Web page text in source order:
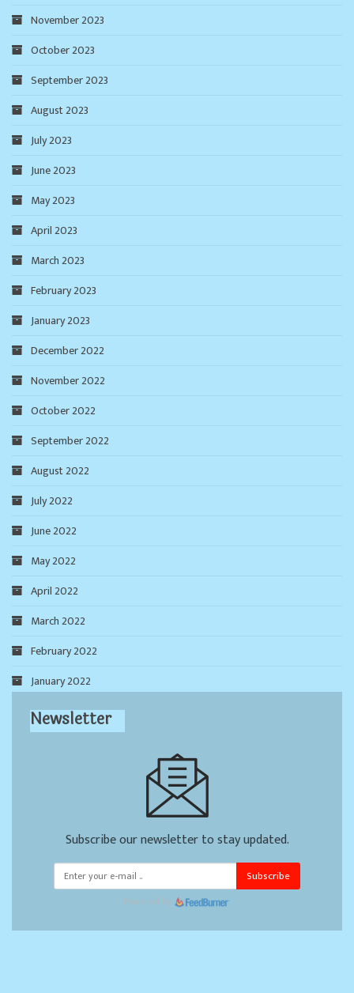
November 2023
October 2023
September 2023
August 2023
July 2023
June 2023
May 2023
April 2023
March 2023
February 2023
January 2023
December 2022
November 2022
October 2022
September 2022
August 2022
July 2022
June 2022
May 2022
April 2022
March 2022
February 2022
January 2022
Newsletter
Subscribe our newsletter to stay updated.
Subscribe